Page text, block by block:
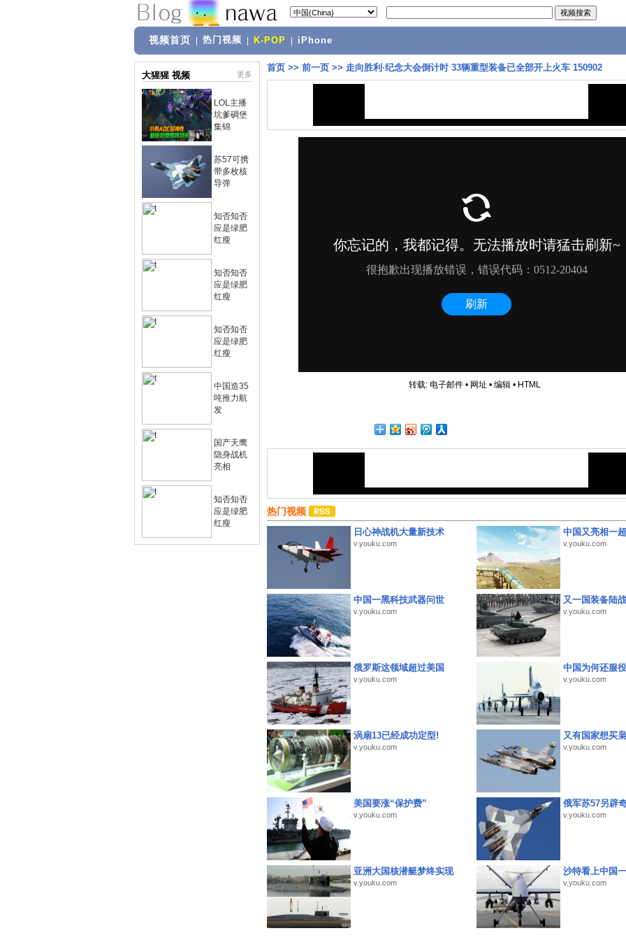
视频首页 热门视频 K-POP iPhone
大猩猩 视频 更多
LOL主播
坑爹碉堡
集锦
苏57可携
带多枚核
导弹
知否知否
应是绿肥
红瘦
知否知否
应是绿肥
红瘦
知否知否
应是绿肥
红瘦
中国造35
吨推力航
发
国产天鹰
隐身战机
亮相
知否知否
应是绿肥
红瘦
首页 >> 前一页 >> 走向胜利·纪念大会倒计时 33辆重型装备已全部开上火车 150902
转载: 电子邮件• 网址 • 编辑• HTML
热门视频
日心神战机大量新技术
v.youku.com
中国又亮相一
v.youku.com
中国一黑科技武器问世
v.youku.com
又一国装备陆
v.youku.com
俄罗斯这领域超过美国
v.youku.com
中国为何还服
v.youku.com
涡扇13已经成功定型!
v.youku.com
又有国家想买
v.youku.com
美国要涨“保护费”
v.youku.com
俄军苏57另辟
v.youku.com
亚洲大国核潜艇梦终实现
v.youku.com
沙特看上中国
v.youku.com